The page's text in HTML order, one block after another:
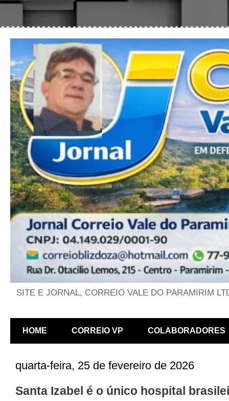
SITE E JORNAL, CORREIO VALE DO PARAMIRIM
HOME CORREIO VP COLABORADORES
quarta-feira, 25 de fevereiro de 2026
Santa Izabel é o único hospital